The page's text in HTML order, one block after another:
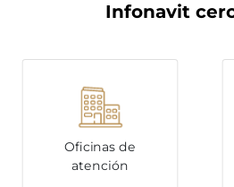
Infonavit
Oficinas de
atención